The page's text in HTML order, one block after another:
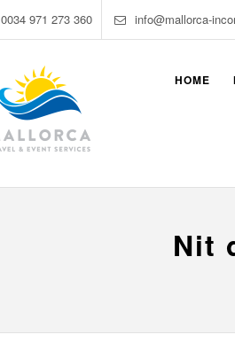
0034 971 273 360 info@mallorca-
HOME
Nit